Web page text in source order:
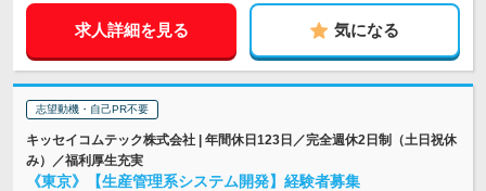
求人詳細を見る 気になる
志望動機・自己PR不要
キッセイコムテック株式会社 | 年間休日123日／完全週休2日制（土日祝休
み）／福利厚生充実
《東京》【生産管理系システム開発】経験者募集